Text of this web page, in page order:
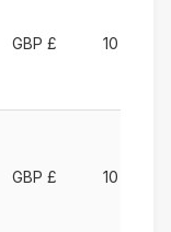
GBP £ 10
GBP £ 10